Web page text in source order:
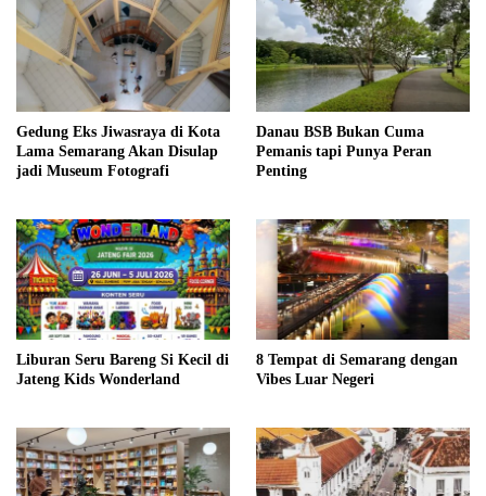
Gedung Eks Jiwasraya di Kota
Lama Semarang Akan Disulap
jadi Museum Fotografi
Danau BSB Bukan Cuma
Pemanis tapi Punya Peran
Penting
Liburan Seru Bareng Si Kecil di
Jateng Kids Wonderland
8 Tempat di Semarang dengan
Vibes Luar Negeri